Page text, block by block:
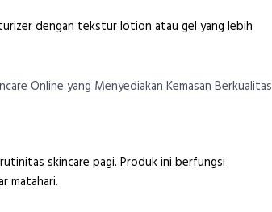
dengan tekstur lotion atau gel yang lebih
Online yang Menyediakan Kemasan Berkualitas
skincare pagi. Produk ini berfungsi
matahari.